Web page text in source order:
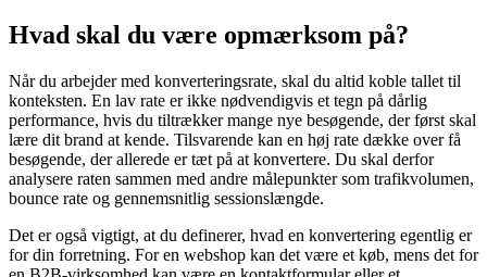
Hvad skal du være opmærksom på?
Når du arbejder med konverteringsrate, skal du altid koble tallet til
konteksten. En lav rate er ikke nødvendigvis et tegn på dårlig
performance, hvis du tiltrækker mange nye besøgende, der først skal
lære dit brand at kende. Tilsvarende kan en høj rate dække over få
besøgende, der allerede er tæt på at konvertere. Du skal derfor
analysere raten sammen med andre målepunkter som trafikvolumen,
bounce rate og gennemsnitlig sessionslængde.
Det er også vigtigt, at du definerer, hvad en konvertering egentlig er
for din forretning. For en webshop kan det være et køb, mens det for